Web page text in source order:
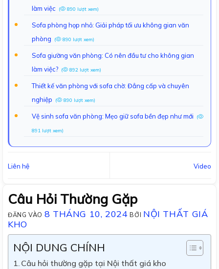
làm việc
( 890 lượt xem)
Sofa phòng họp nhỏ: Giải pháp tối ưu không gian văn
phòng
( 890 lượt xem)
Sofa giường văn phòng: Có nên đầu tư cho không gian
làm việc? ( 892 lượt xem)
Thiết kế văn phòng với sofa chờ: Đẳng cấp và chuyên
nghiệp
( 890 lượt xem)
Vệ sinh sofa văn phòng: Mẹo giữ sofa bền đẹp như mới (
891 lượt xem)
Liên hệ Video
Câu Hỏi Thường Gặp
ĐĂNG VÀO 8 THÁNG 10, 2024 BỞI NỘI THẤT GIÁ
KHO
NỘI DUNG CHÍNH
Câu hỏi thường gặp tại Nội thất giá kho